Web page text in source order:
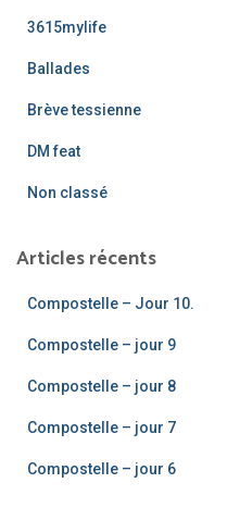
3615mylife
Ballades
Brève tessienne
DM feat
Non classé
Articles récents
Compostelle – Jour 10.
Compostelle – jour 9
Compostelle – jour 8
Compostelle – jour 7
Compostelle – jour 6